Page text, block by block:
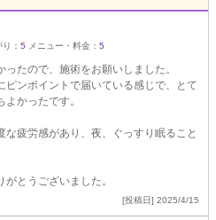
： 5 メニュー・料金： 5
たので、施術をお願いしました。
ンポイントで届いている感じで、とて
かったです。
疲労感があり、夜、ぐっすり眠ること
とうございました。
[投稿日] 2025/4/15